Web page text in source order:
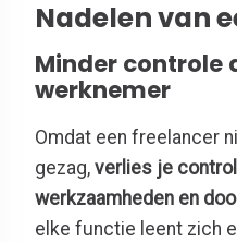
Nadelen van
Minder controle
werknemer
Omdat een freelancer
gezag, verlies je
werkzaamheden en
elke functie leent zich